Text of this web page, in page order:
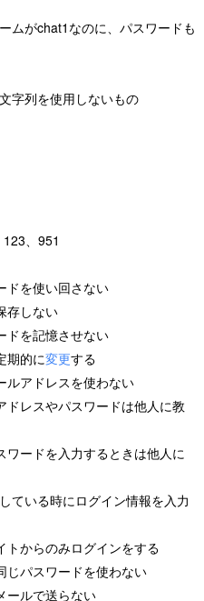
chat1なのに、パスワードも
列を使用しないもの
、951
ドを使い回さない
存しない
ドを記憶させない
期的に変更する
アドレスを使わない
レスやパスワードは他人に教
ードを入力するときは他人に
ている時にログイン情報を入力
からのみログインをする
パスワードを使わない
ールで送らない